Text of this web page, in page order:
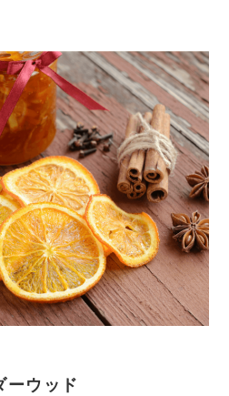
ーウッド